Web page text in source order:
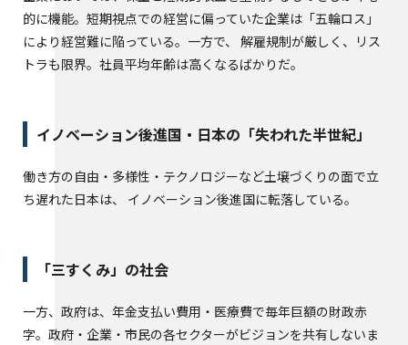
的に機能。短期視点での経営に偏っていた企業は「五輪ロス」
により経営難に陥っている。一方で、 解雇規制が厳しく、リス
トラも限界。社員平均年齢は高くなるばかりだ。
イノベーション後進国・日本の「失われた半世紀」
働き方の自由・多様性・テクノロジーなど土壌づくりの面で立
ち遅れた日本は、 イノベーション後進国に転落している。
「三すくみ」の社会
一方、政府は、年金支払い費用・医療費で毎年巨額の財政赤
字。政府・企業・市民の各セクターがビジョンを共有しないま